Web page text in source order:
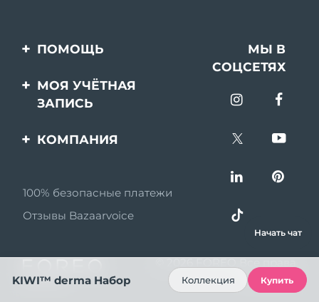
ПОМОЩЬ
Свяжитесь с нами
Заказ и доставка
Гарантия и возврат
Информация о
МЫ В
СОЦСЕТЯХ
МОЯ УЧЁТНАЯ
ЗАПИСЬ
Регистрация продукта
КОМПАНИЯ
Партнерская
программа
100% безопасные платежи
Отзывы Bazaarvoice
защищены
Начать чат
KIWI™ derma Набор Коллекция Купить